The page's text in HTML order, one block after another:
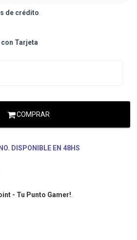
de crédito.
con Tarjeta
COMPRAR
DISPONIBLE EN 48HS
- Tu Punto Gamer!